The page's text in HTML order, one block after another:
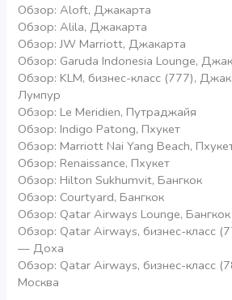
Обзор: Aloft, Джакарта
Обзор: Alila, Джакарта
Обзор: JW Marriott, Джакарта
Обзор: Garuda Indonesia Lounge,
Обзор: KLM, бизнес-класс (777),
Лумпур
Обзор: Le Meridien, Путраджайя
Обзор: Indigo Patong, Пхукет
Обзор: Marriott Nai Yang Beach,
Обзор: Renaissance, Пхукет
Обзор: Hilton Sukhumvit, Бангкок
Обзор: Courtyard, Бангкок
Обзор: Qatar Airways Lounge, Бангкок
Обзор: Qatar Airways, бизнес-класс
— Доха
Обзор: Qatar Airways, бизнес-класс
Москва